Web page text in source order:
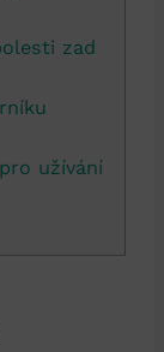
zad
užívání